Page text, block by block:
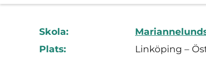
Skola:
Plats:
Linköping –